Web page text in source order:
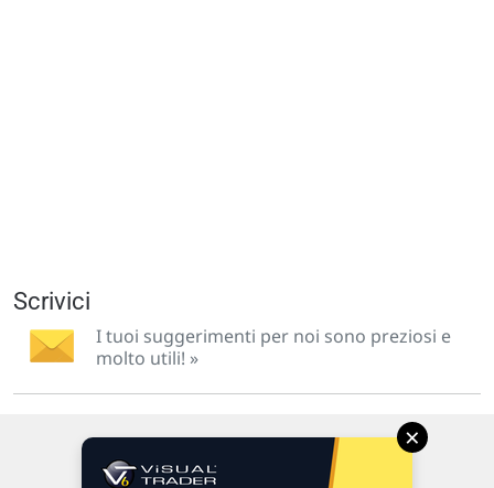
Scrivici
I tuoi suggerimenti per noi sono preziosi e
molto utili! »
×